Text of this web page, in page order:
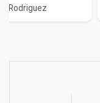
Rodriguez...